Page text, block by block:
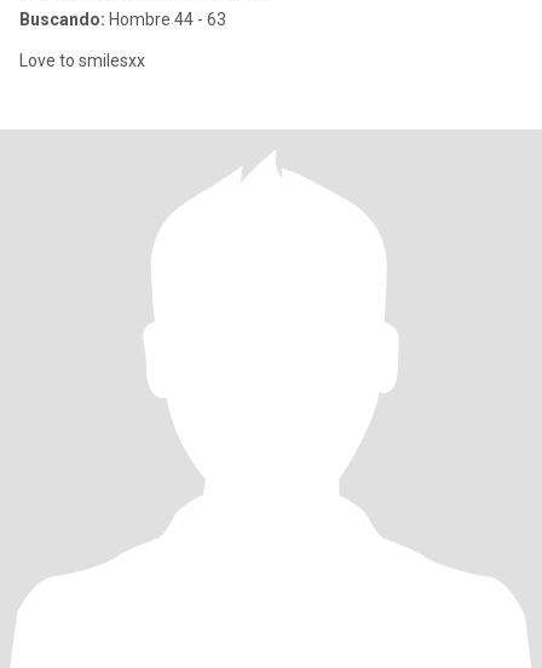
Buscando: Hombre 44 - 63
Love to smilesxx